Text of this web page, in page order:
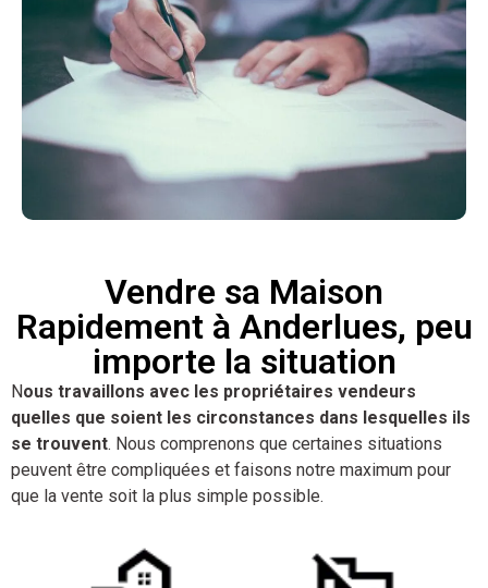
Vendre sa Maison
Rapidement à Anderlues, peu
importe la situation
Nous travaillons avec les propriétaires vendeurs
quelles que soient les circonstances dans lesquelles ils
se trouvent. Nous comprenons que certaines situations
peuvent être compliquées et faisons notre maximum pour
que la vente soit la plus simple possible.